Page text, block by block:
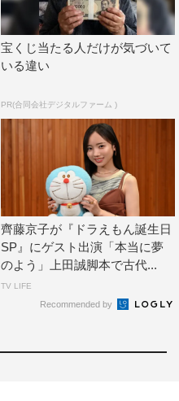
宝くじ当たる人だけが気づいて
いる違い
PR(合同会社デジタルファーム )
齊藤京子が『ドラえもん誕生日
SP』にゲスト出演「本当に夢
のよう」上田誠脚本で古代...
TV LIFE
Recommended by